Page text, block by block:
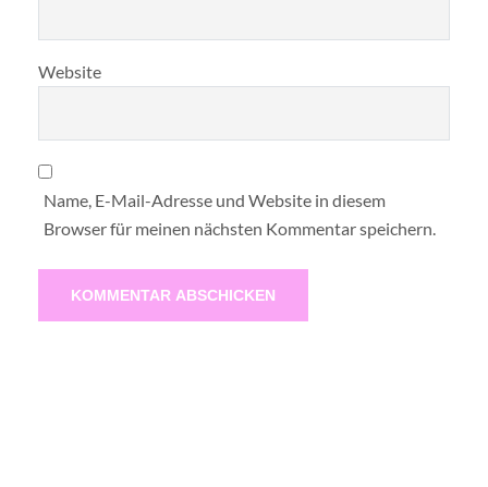
Website
Name, E-Mail-Adresse und Website in diesem
Browser für meinen nächsten Kommentar speichern.